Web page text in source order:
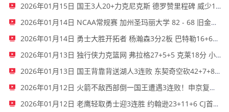
2026年01月15日 国王3人20+力克尼克斯 德罗赞里程碑 威少11助 布伦森伤退
2026年01月14日 NCAA常规赛 加州圣玛丽大学 82 - 68 旧金山大学 全场集锦
2026年01月14日 勇士大胜开拓者 杨瀚森3分2板 巴特勒16+6+5 库里9中2送11助
2026年01月13日 独行侠力克篮网 弗拉格27+5+5 克莱18分 小波特28+9
2026年01月13日 国王背靠背送湖人3连败 东契奇空砍42+7+8+4断 威少22+5+7
2026年01月12日 火箭不敌西部倒一国王遭遇3连败！申京复出19+9 阿门31+13+6
2026年01月12日 老鹰轻取勇士迎3连胜 约翰逊23+11+6 CJ首秀12分 库里31+5